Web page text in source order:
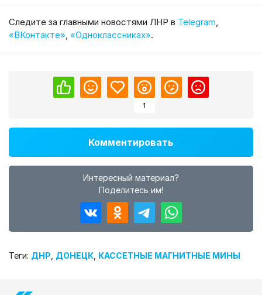
Cледите за главными новостями ЛНР в Telegram,
«ВКонтакте», «Одноклассниках».
1
Комментировать
Интересный материал?
Поделитесь им!
Теги: ДНР ДОНЕЦК КАССЕТНЫЕ МАГНИТНЫЕ МИНЫ